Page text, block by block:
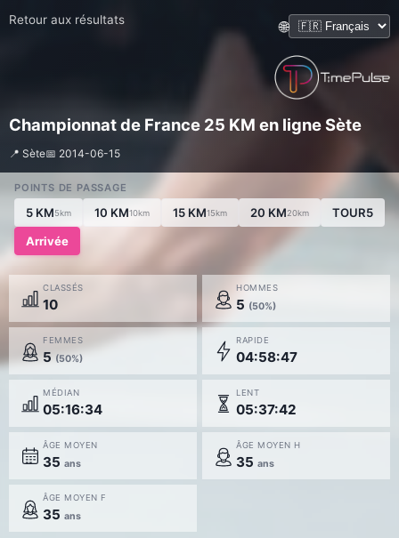
Retour aux résultats 🌐
Championnat de France 25 KM en ligne Sète
📍 Sète📅 2014-06-15
POINTS DE PASSAGE
5 KM5km 10 KM10km 15 KM15km 20 KM20km
TOUR5
Arrivée
CLASSÉS
10
HOMMES
5 (50%)
FEMMES
5 (50%)
RAPIDE
04:58:47
MÉDIAN
05:16:34
LENT
05:37:42
ÂGE MOYEN
35 ans
ÂGE MOYEN H
35 ans
ÂGE MOYEN F
35 ans